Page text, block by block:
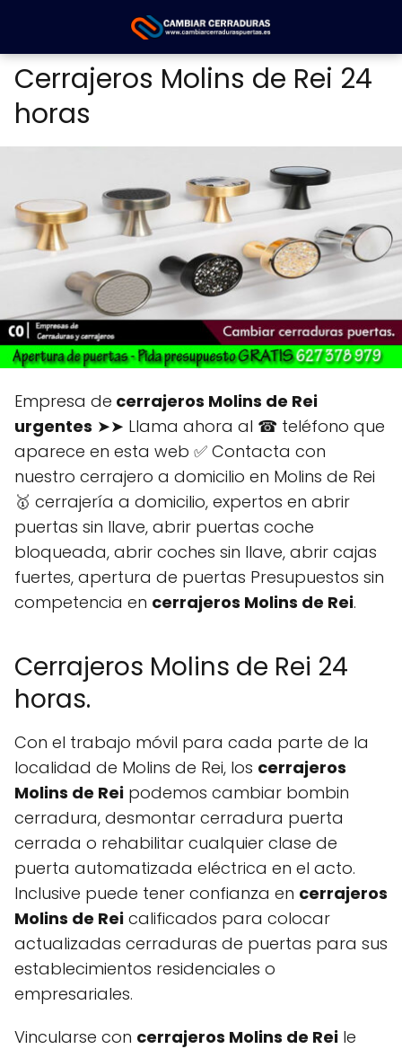
Cerrajeros Molins de Rei 24
horas
Empresa de cerrajeros Molins de Rei
urgentes ➤➤ Llama ahora al ☎ teléfono que
aparece en esta web ✅ Contacta con
nuestro cerrajero a domicilio en Molins de Rei
🥇 cerrajería a domicilio, expertos en abrir
puertas sin llave, abrir puertas coche
bloqueada, abrir coches sin llave, abrir cajas
fuertes, apertura de puertas Presupuestos sin
competencia en cerrajeros Molins de Rei.
Cerrajeros Molins de Rei 24
horas.
Con el trabajo móvil para cada parte de la
localidad de Molins de Rei, los cerrajeros
Molins de Rei podemos cambiar bombin
cerradura, desmontar cerradura puerta
cerrada o rehabilitar cualquier clase de
puerta automatizada eléctrica en el acto.
Inclusive puede tener confianza en cerrajeros
Molins de Rei calificados para colocar
actualizadas cerraduras de puertas para sus
establecimientos residenciales o
empresariales.
Vincularse con cerrajeros Molins de Rei le